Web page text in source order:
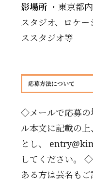
影場所・東京都
スタジオ、ロケ
ススタジオ等
応募方法について
◇メールで応募の
ル本文に記載の上
とし、
してください。
ある方は芸名も